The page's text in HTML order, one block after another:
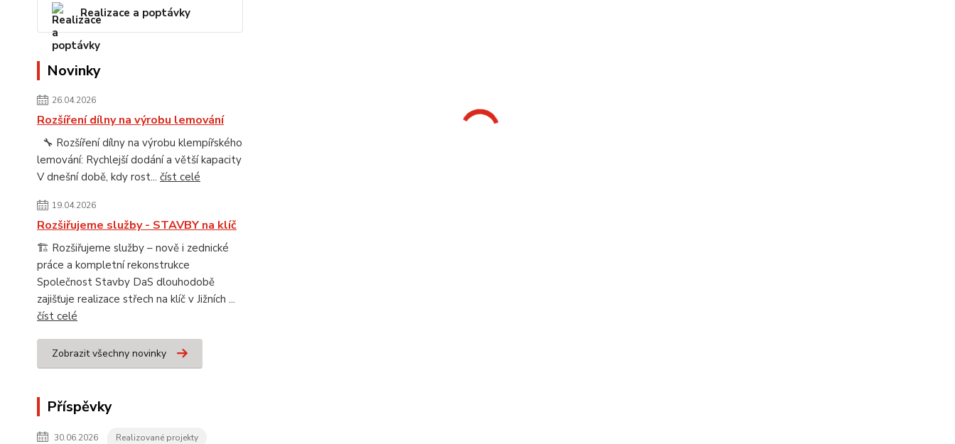
Realizace a poptávky
Novinky
26.04.2026
Rozšíření dílny na výrobu lemování
🔧 Rozšíření dílny na výrobu klempířského
lemování: Rychlejší dodání a větší kapacity
V dnešní době, kdy rost... číst celé
19.04.2026
Rozšiřujeme služby - STAVBY na klíč
🏗️ Rozšiřujeme služby – nově i zednické
práce a kompletní rekonstrukce
Společnost Stavby DaS dlouhodobě
zajišťuje realizace střech na klíč v Jižních ...
číst celé
Zobrazit všechny novinky
Příspěvky
30.06.2026 Realizované projekty